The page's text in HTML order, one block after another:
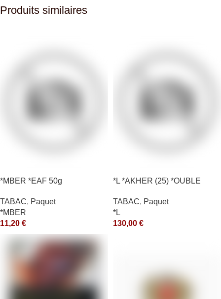
Produits similaires
*MBER *EAF 50g
TABAC, Paquet
*MBER
11,20 €
*L *AKHER (25) *OUBLE
TABAC, Paquet
*L
130,00 €